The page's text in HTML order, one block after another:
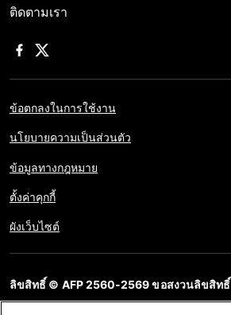
ติดตามเรา
ข้อตกลงในการใช้งาน
นโยบายความเป็นส่วนตัว
ข้อมูลทางกฎหมาย
ตั้งค่าคุกกี้
ผังเว็บไซต์
ลิขสิทธิ์ © AFP 2560-2569 ขอสงวนลิขสิทธิ์